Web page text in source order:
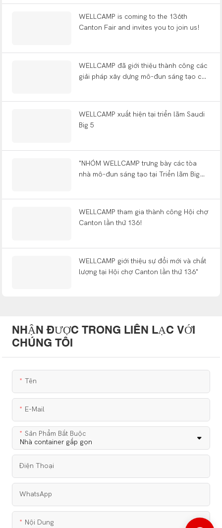
WELLCAMP is coming to the 136th
Canton Fair and invites you to join us!
WELLCAMP đã giới thiệu thành công các
giải pháp xây dựng mô-đun sáng tạo của
WELLCAMP xuất hiện tại triển lãm Saudi
Big 5
"NHÓM WELLCAMP trưng bày các tòa
nhà mô-đun sáng tạo tại Triển lãm Big
WELLCAMP tham gia thành công Hội chợ
Canton lần thứ 136!
WELLCAMP giới thiệu sự đổi mới và chất
lượng tại Hội chợ Canton lần thứ 136"
NHẬN ĐƯỢC TRONG LIÊN LẠC VỚI
CHÚNG TÔI
Tên
E-Mail
Sản Phẩm Bắt Buộc
Điện Thoại
WhatsApp
Nội Dung